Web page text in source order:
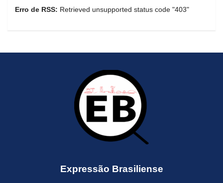
Erro de RSS: Retrieved unsupported status code "403"
Expressão Brasiliense